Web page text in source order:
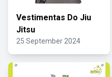
Vestimentas Do Jiu
Jitsu
25 September 2024